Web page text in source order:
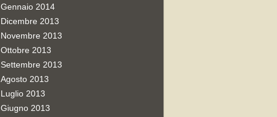
Gennaio 2014
Dicembre 2013
Novembre 2013
Ottobre 2013
Settembre 2013
Agosto 2013
Luglio 2013
Giugno 2013